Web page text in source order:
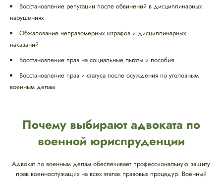
Восстановление репутации после обвинений в дисциплинарных
нарушениях
Обжалование неправомерных штрафов и дисциплинарных
наказаний
Восстановление прав на социальные льготы и пособия
Восстановление прав и статуса после осуждения по уголовным
военным делам
Почему выбирают адвоката по
военной юриспруденции
Адвокат по военным делам обеспечивает профессиональную защиту
прав военнослужащих на всех этапах правовых процедур. Военный